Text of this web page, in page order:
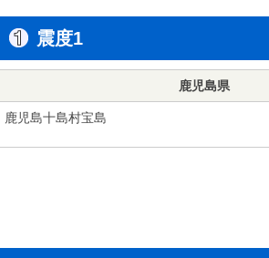
震度1
鹿児島県
鹿児島十島村宝島